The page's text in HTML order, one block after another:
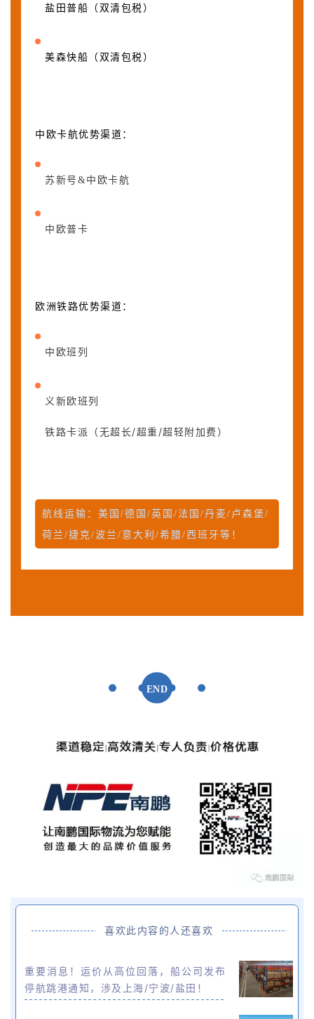
盐田普船（双清包税）
美森快船（双清包税）
中欧卡航优势渠道：
苏新号&中欧卡航
中欧普卡
欧洲铁路优势渠道：
中欧班列
义新欧班列
铁路卡派（无超长/超重/超轻附加费）
航线运输：美国/德国/英国/法国/丹麦/卢森堡/
荷兰/捷克/波兰/意大利/希腊/西班牙等！
END
喜欢此内容的人还喜欢
重要消息！运价从高位回落，船公司发布
停航跳港通知，涉及上海/宁波/盐田！